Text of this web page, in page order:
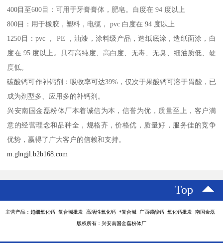
400目至600目：可用于牙膏膏体，肥皂。白度在 94 度以上
800目：用于橡胶，塑料，电缆， pvc 白度在 94 度以上
1250目：pvc ， PE ，油漆，涂料级产品，造纸底涂，造纸面涂，白
度在 95 度以上。具有高纯度、高白度、无毒、无臭、细油质低、硬
度低。
碳酸钙可作补钙剂：吸收率可达39%，仅次于果酸钙可溶于胃酸，已
成为剂型多、应用多的补钙剂。
兴安南国金磊粉体厂本着诚信为本，信誉为优，质量至上，客户满
意的经营理念和品种全，规格齐，价格优，质量好，服务佳的竞争
优势，赢得了广大客户的信赖和支持。
m.glngjl.b2b168.com
Top
主营产品：超细氧化钙 复合碱批发 高活性氧化钙 *复合碱 广西碳酸钙 氧化钙批发 南国金磊
版权所有：兴安南国金磊粉体厂